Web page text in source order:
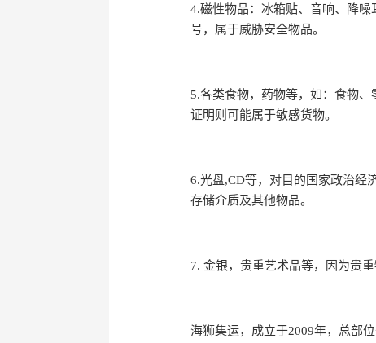
4.磁性物品：冰箱贴、音响、降
号，属于威胁安全物品。
5.各类食物，药物等，如：食物
证明则可能属于敏感货物。
6.光盘,CD等，对目的国家政治经
存储介质及其他物品。
7. 金银，贵重艺术品等，因为贵
海狮集运，成立于2009年，总部